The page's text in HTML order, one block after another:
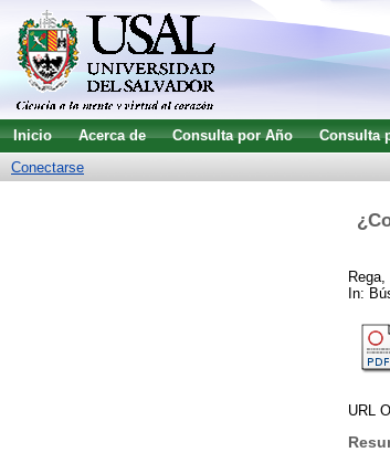
Inicio Acerca de Consulta por Año Consulta
Conectarse
Rega,
In:
URL